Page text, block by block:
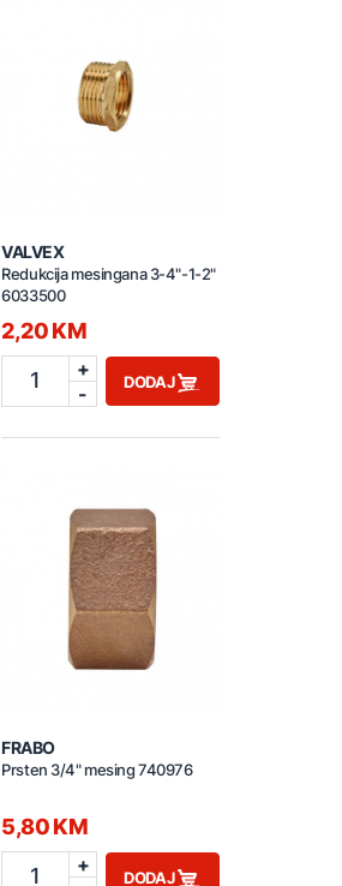
VALVEX
Redukcija mesingana 3-4"-1-2"
6033500
2,20 KM
1
+
-
DODAJ
FRABO
Prsten 3/4" mesing 740976
5,80 KM
1
+
DODAJ